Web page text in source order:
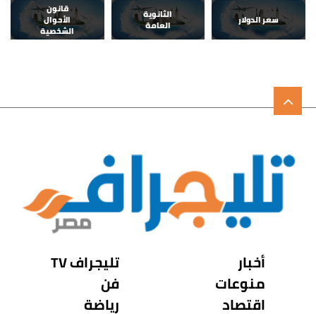
سعر الدولار
الثانوية
العامة
قانون
الأحوال
الشخصية
أخبار
منوعات
اقتصاد
تليجراف TV
فن
رياضة